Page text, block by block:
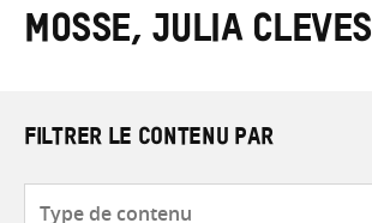
les
termes
Mosse, Julia Cleves
FILTRER LE CONTENU PAR